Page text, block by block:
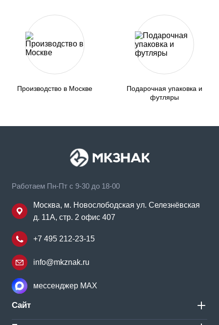
Производство в Москве
Подарочная упаковка и
футляры
Работаем Пн-Пт с 9-30 до 18-00
Москва, м. Новослободская ул. Селезнёвская
д. 11А, стр. 2 офис 407
+7 495 212-23-15
info@mkznak.ru
мессенджер MAX
Сайт